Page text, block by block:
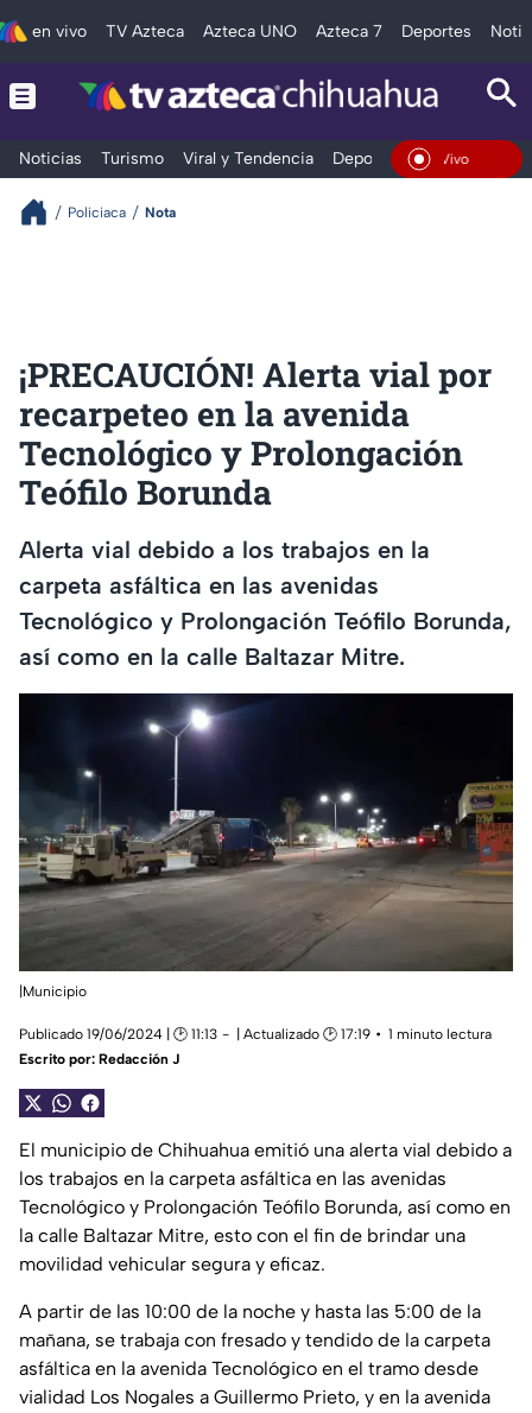
en vivo TV Azteca Azteca UNO Azteca 7 Deportes
Noticias Turismo Viral y Tendencia Deportes Espectáculos
En Vivo
Policiaca Nota
¡PRECAUCIÓN! Alerta vial por
recarpeteo en la avenida
Tecnológico y Prolongación
Teófilo Borunda
Alerta vial debido a los trabajos en la
carpeta asfáltica en las avenidas
Tecnológico y Prolongación Teófilo Borunda,
así como en la calle Baltazar Mitre.
|Municipio
Publicado 19/06/2024 | 🕑 11:13 | Actualizado 🕑 17:19
1 minuto lectura
Escrito por: Redacción J
El municipio de Chihuahua emitió una alerta vial debido a
los trabajos en la carpeta asfáltica en las avenidas
Tecnológico y Prolongación Teófilo Borunda, así como en
la calle Baltazar Mitre, esto con el fin de brindar una
movilidad vehicular segura y eficaz.
A partir de las 10:00 de la noche y hasta las 5:00 de la
mañana, se trabaja con fresado y tendido de la carpeta
asfáltica en la avenida Tecnológico en el tramo desde
vialidad Los Nogales a Guillermo Prieto, y en la avenida